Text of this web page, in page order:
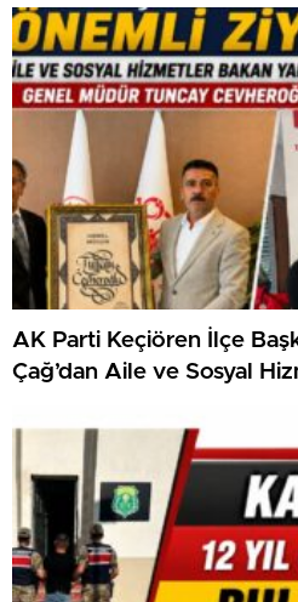
AK Parti Keçiören İlçe
Çağ’dan Aile ve Sosyal